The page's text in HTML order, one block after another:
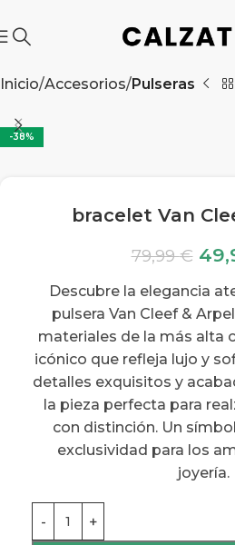
Inicio Accesorios Pulseras
-38%
bracelet Van
79,99€
Descubre la elegancia
pulsera Van Cleef &
materiales de la más alta
icónico que refleja lujo y
detalles exquisitos y
la pieza perfecta para
con distinción. Un
exclusividad para los
joyería.